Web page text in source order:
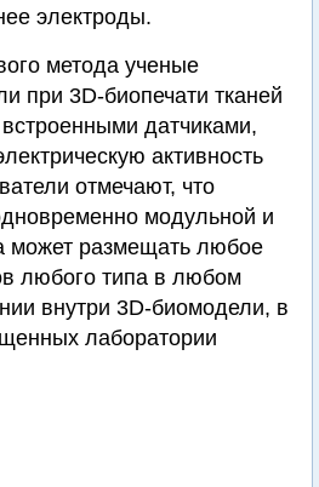
электроды.
метода ученые
при 3D-биопечати тканей
датчиками,
активность
отмечают, что
модульной и
может размещать любое
любого типа в любом
внутри 3D-биомодели, в
лаборатории